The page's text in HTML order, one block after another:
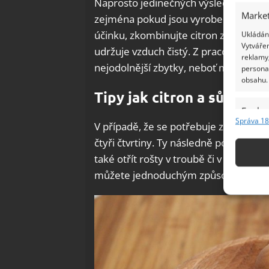
obsahu.
Funkce
Správa
zejména pokud jsou vyrobeny ze
účinku, zkombinujte citron ze solí.
udržuje vzduch čistý. Z pracovní
nejodolnější zbytky, neboť má lehce
Tipy jak citron a sůl
V případě, že se potřebuje zbavit
čtyři čtvrtiny. Ty následně posypte
také otřít rošty v troubě či v ledničce.
můžete jednoduchým způsobem